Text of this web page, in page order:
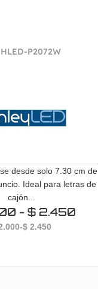
P2072W
desde solo 7.30 cm de
Ideal para letras de
cajón...
- $ 2.450
-$ 2.450